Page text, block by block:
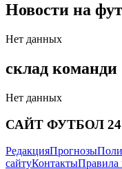
Новости на
Нет данных
склад команди
Нет данных
САЙТ ФУТБОЛ 24
РедакцияПрогнозы
сайтуКонтактыПравила